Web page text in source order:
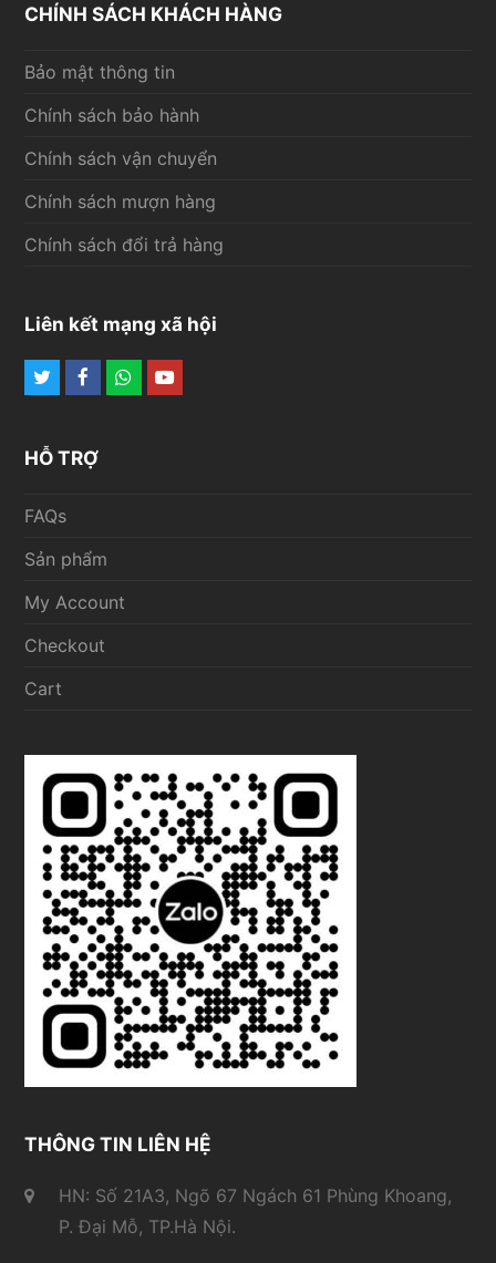
CHÍNH SÁCH KHÁCH HÀNG
Bảo mật thông tin
Chính sách bảo hành
Chính sách vận chuyển
Chính sách mượn hàng
Chính sách đổi trả hàng
Liên kết mạng xã hội
TwitterFacebook
Whatsapp
Youtube
HỖ TRỢ
FAQs
Sản phẩm
My Account
Checkout
Cart
THÔNG TIN LIÊN HỆ
HN: Số 21A3, Ngõ 67 Ngách 61 Phùng Khoang,
P. Đại Mỗ, TP.Hà Nội.